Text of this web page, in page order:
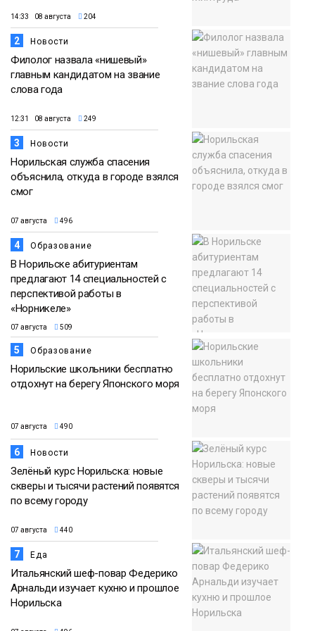
14:33 08 августа 204
2 Новости
Филолог назвала «нишевый»
главным кандидатом на звание
слова года
12:31 08 августа 249
3 Новости
Норильская служба спасения
объяснила, откуда в городе взялся
смог
07 августа 496
4 Образование
В Норильске абитуриентам
предлагают 14 специальностей с
перспективой работы в
«Норникеле»
07 августа 509
5 Образование
Норильские школьники бесплатно
отдохнут на берегу Японского моря
07 августа 490
6 Новости
Зелёный курс Норильска: новые
скверы и тысячи растений появятся
по всему городу
07 августа 440
7 Еда
Итальянский шеф-повар Федерико
Арнальди изучает кухню и прошлое
Норильска